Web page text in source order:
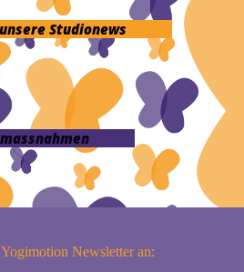
Studionews
Newsletter an: